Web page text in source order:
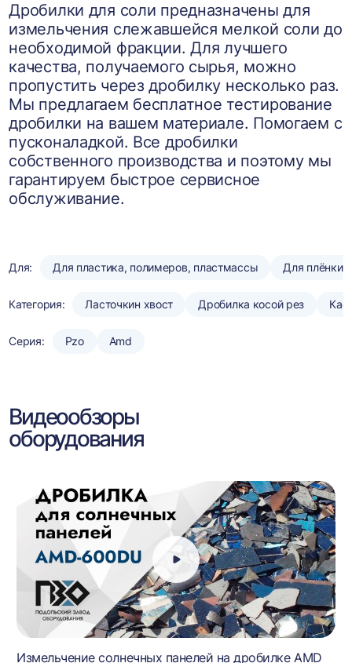
Дробилки для соли предназначены для
измельчения слежавшейся мелкой соли до
необходимой фракции. Для лучшего
качества, получаемого сырья, можно
пропустить через дробилку несколько раз.
Мы предлагаем бесплатное тестирование
дробилки на вашем материале. Помогаем с
пусконаладкой. Все дробилки
собственного производства и поэтому мы
гарантируем быстрое сервисное
обслуживание.
Для: Для пластика, полимеров, пластмассы Для плёнки
Категория: Ласточкин хвост Дробилка косой рез
Серия: Pzo Amd
Видеообзоры
оборудования
Измельчение солнечных панелей на дробилке AMD